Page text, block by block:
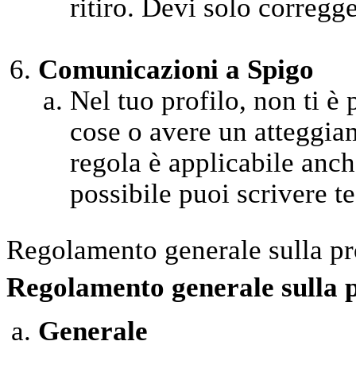
ritiro. Devi solo
Comunicazioni a Spigo
Nel tuo profilo, non ti è
cose o avere un
regola è applicabile
possibile puoi scrivere
Regolamento generale sulla
Regolamento generale sulla
Generale